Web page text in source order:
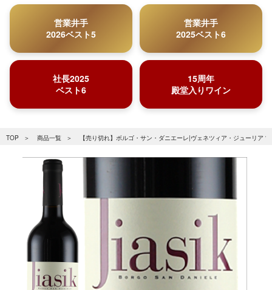
営業井手
2026ベスト5
営業井手
2025ベスト6
社長2025
ベスト6
15周年
殿堂入りワイン
TOP 商品一覧 【売り切れ】ボルゴ・サン・ダニエーレ|ヴェネツィア・ジューリア “